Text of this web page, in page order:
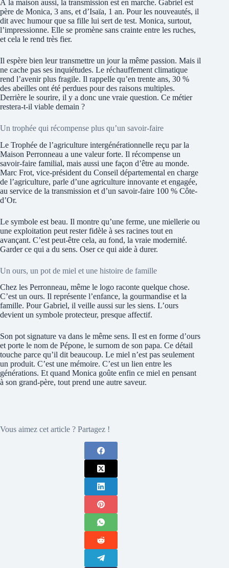
À la maison aussi, la transmission est en marche. Gabriel est
père de Monica, 3 ans, et d’Isaïa, 1 an. Pour les nouveautés, il
dit avec humour que sa fille lui sert de test. Monica, surtout,
l’impressionne. Elle se promène sans crainte entre les ruches,
et cela le rend très fier.
Il espère bien leur transmettre un jour la même passion. Mais il
ne cache pas ses inquiétudes. Le réchauffement climatique
rend l’avenir plus fragile. Il rappelle qu’en trente ans, 30 %
des abeilles ont été perdues pour des raisons multiples.
Derrière le sourire, il y a donc une vraie question. Ce métier
restera-t-il viable demain ?
Un trophée qui récompense plus qu’un savoir-faire
Le Trophée de l’agriculture intergénérationnelle reçu par la
Maison Perronneau a une valeur forte. Il récompense un
savoir-faire familial, mais aussi une façon d’être au monde.
Marc Frot, vice-président du Conseil départemental en charge
de l’agriculture, parle d’une agriculture innovante et engagée,
au service de la transmission et d’un savoir-faire 100 % Côte-
d’Or.
Le symbole est beau. Il montre qu’une ferme, une miellerie ou
une exploitation peut rester fidèle à ses racines tout en
avançant. C’est peut-être cela, au fond, la vraie modernité.
Garder ce qui a du sens. Oser ce qui aide à durer.
Un ours, un pot de miel et une histoire de famille
Chez les Perronneau, même le logo raconte quelque chose.
C’est un ours. Il représente l’enfance, la gourmandise et la
famille. Pour Gabriel, il veille aussi sur les siens. L’ours
devient un symbole protecteur, presque affectif.
Son pot signature va dans le même sens. Il est en forme d’ours
et porte le nom de Pépone, le surnom de son papa. Ce détail
touche parce qu’il dit beaucoup. Le miel n’est pas seulement
un produit. C’est une mémoire. C’est un lien entre les
générations. Et quand Monica goûte enfin ce miel en pensant
à son grand-père, tout prend une autre saveur.
Vous aimez cet article ? Partagez !